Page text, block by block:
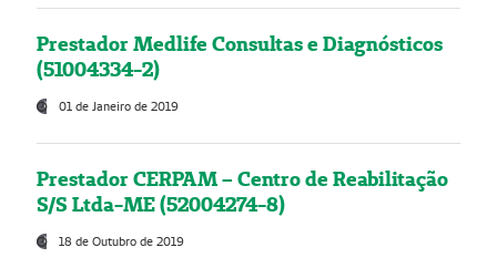
Prestador Medlife Consultas e Diagnósticos
(51004334-2)
01 de Janeiro de 2019
Prestador CERPAM – Centro de Reabilitação
S/S Ltda-ME (52004274-8)
18 de Outubro de 2019